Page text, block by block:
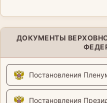
ДОКУМЕНТЫ
Постановления
Постановления